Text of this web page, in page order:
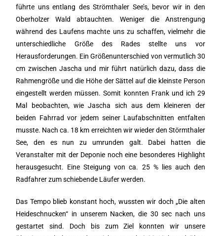
führte uns entlang des Strömthaler See’s, bevor wir in den
Oberholzer Wald abtauchten. Weniger die Anstrengung
während des Laufens machte uns zu schaffen, vielmehr die
unterschiedliche Größe des Rades stellte uns vor
Herausforderungen. Ein Größenunterschied von vermutlich 30
cm zwischen Jascha und mir führt natürlich dazu, dass die
Rahmengröße und die Höhe der Sättel auf die kleinste Person
eingestellt werden müssen. Somit konnten Frank und ich 29
Mal beobachten, wie Jascha sich aus dem kleineren der
beiden Fahrrad vor jedem seiner Laufabschnitten entfalten
musste. Nach ca. 18 km erreichten wir wieder den Störmthaler
See, den es nun zu umrunden galt. Dabei hatten die
Veranstalter mit der Deponie noch eine besonderes Highlight
herausgesucht. Eine Steigung von ca. 25 % lies auch den
Radfahrer zum schiebende Läufer werden.
Das Tempo blieb konstant hoch, wussten wir doch „Die alten
Heideschnucken“ in unserem Nacken, die 30 sec nach uns
gestartet sind. Doch bis zum Ziel konnten wir unsere